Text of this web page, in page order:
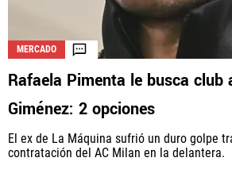
MERCADO
Rafaela Pimenta le busca club
Giménez: 2 opciones
El ex de La Máquina sufrió un duro golpe
contratación del AC Milan en la delantera.